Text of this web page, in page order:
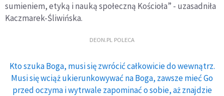
sumieniem, etyką i nauką społeczną Kościoła” - uzasadniła
Kaczmarek-Śliwińska.
DEON.PL POLECA
Kto szuka Boga, musi się zwrócić całkowicie do wewnątrz.
Musi się wciąż ukierunkowywać na Boga, zawsze mieć Go
przed oczyma i wytrwale zapominać o sobie, aż znajdzie